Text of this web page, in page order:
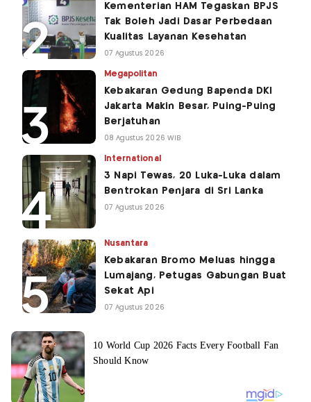
Kementerian HAM Tegaskan BPJS
Tak Boleh Jadi Dasar Perbedaan
Kualitas Layanan Kesehatan
07 Agustus 2026
Megapolitan
Kebakaran Gedung Bapenda DKI
Jakarta Makin Besar, Puing-Puing
Berjatuhan
08 Agustus 2026 WIB
International
3 Napi Tewas, 20 Luka-Luka dalam
Bentrokan Penjara di Sri Lanka
07 Agustus 2026
Nusantara
Kebakaran Bromo Meluas hingga
Lumajang, Petugas Gabungan Buat
Sekat Api
07 Agustus 2026